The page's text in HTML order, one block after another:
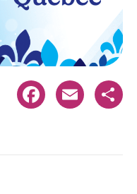
Facebook Email Share